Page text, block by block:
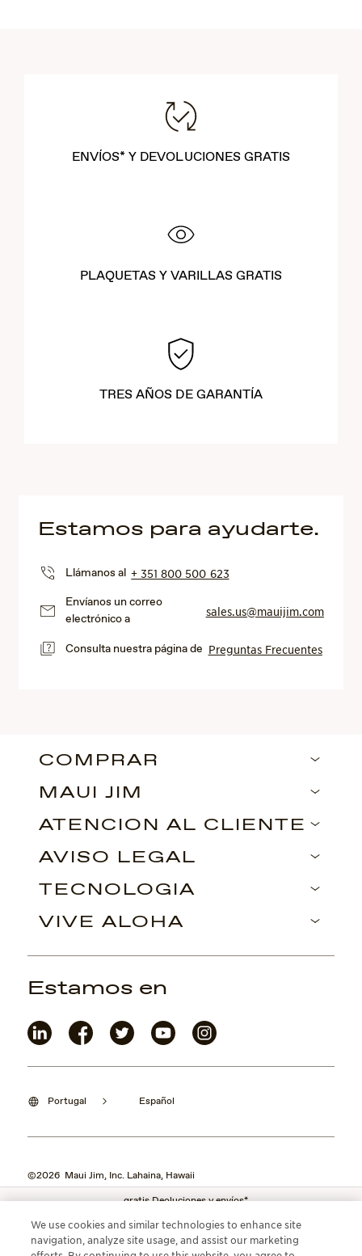
gratis Deoluciones y envíos*
ENVÍOS* Y DEVOLUCIONES GRATIS
PLAQUETAS Y VARILLAS GRATIS
TRES AÑOS DE GARANTÍA
Estamos para ayudarte.
Llámanos al+ 351 800 500 623
Envíanos un correo
electrónico a
sales.us@mauijim.com
Consulta nuestra página de Preguntas Frecuentes
COMPRAR
MAUI JIM
ATENCIÓN AL CLIENTE
AVISO LEGAL
TECNOLOGÍA
VIVE ALOHA
Portugal Español
©2026 Maui Jim, Inc. Lahaina, Hawaii
Estamos en
We use cookies and similar technologies to enhance site
navigation, analyze site usage, and assist our marketing